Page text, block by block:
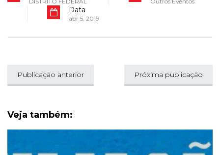
Data
abr 5, 2019
Publicação anterior Próxima publicação
Veja também: